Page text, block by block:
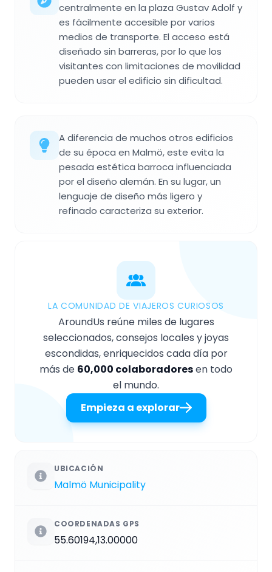
centralmente en la plaza Gustav Adolf y
es fácilmente accesible por varios
medios de transporte. El acceso está
diseñado sin barreras, por lo que los
visitantes con limitaciones de movilidad
pueden usar el edificio sin dificultad.
A diferencia de muchos otros edificios
de su época en Malmö, este evita la
pesada estética barroca influenciada
por el diseño alemán. En su lugar, un
lenguaje de diseño más ligero y
refinado caracteriza su exterior.
LA COMUNIDAD DE VIAJEROS CURIOSOS
AroundUs reúne miles de lugares
seleccionados, consejos locales y joyas
escondidas, enriquecidos cada día por
más de 60,000 colaboradoresen todo
el mundo.
Empieza a explorar
UBICACIÓN
Malmö Municipality
COORDENADAS GPS
55.60194,13.00000